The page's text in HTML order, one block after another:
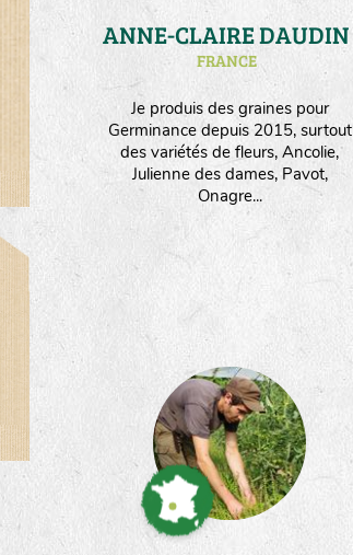
Je produis des graines pour
Germinance depuis 2015, surtout
des variétés de fleurs, Ancolie,
Julienne des dames, Pavot,
Onagre...
ANNE-CLAIRE DAUDIN
FRANCE